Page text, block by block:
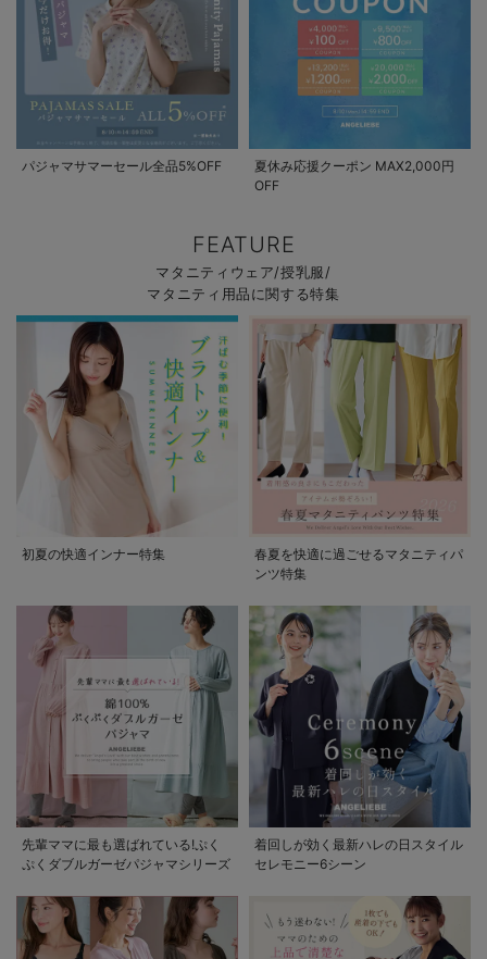
パジャマサマーセール全品5%OFF
夏休み応援クーポン MAX2,000円
OFF
FEATURE
マタニティウェア/授乳服/
マタニティ用品に関する特集
初夏の快適インナー特集
春夏を快適に過ごせるマタニティパ
ンツ特集
先輩ママに最も選ばれている!ぷく
ぷくダブルガーゼパジャマシリーズ
着回しが効く最新ハレの日スタイル
セレモニー6シーン